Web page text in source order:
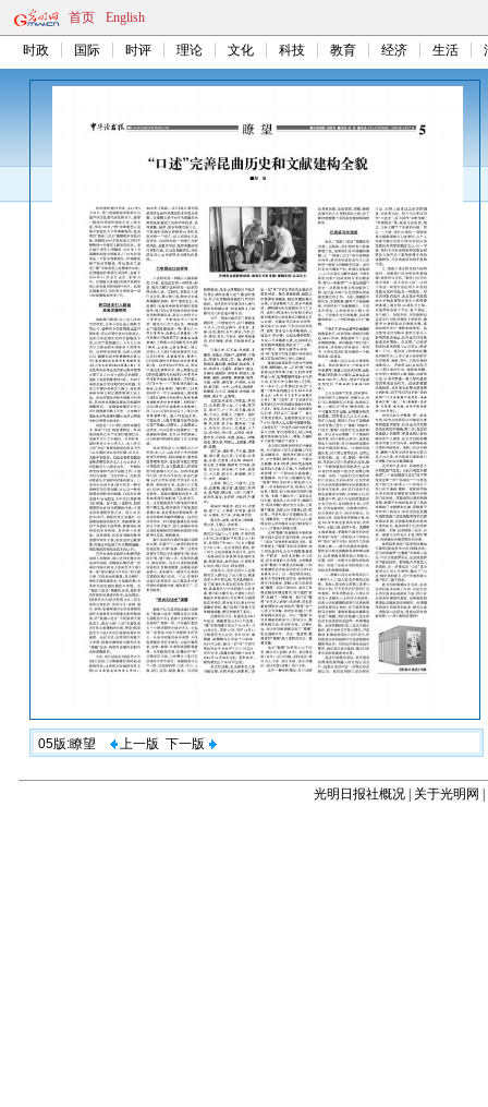
首页 English
时政 国际 时评 理论 文化 科技 教育 经济 生活
05版:瞭望 上一版 下一版
光明日报社概况 关于光明网